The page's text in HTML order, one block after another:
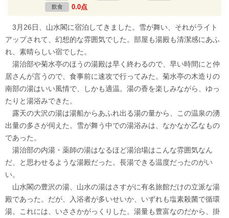
飲食 0.0点
3月26日、山水閣に宿泊してきました。雪が舞い、それがライト
アップされて、幻想的な雰囲気でした。部屋も湯殿も清潔感にあふ
れ、素晴らしい宿でした。
湯治部や菊水亭のほうの湯殿は早く終わるので、早い時間にと仲
居さんが言うので、食事前に速攻で行ってみた。菊水亭の木造りの
南部の湯はいい風情で、しかも適温。湯の香を楽しみながら、ゆっ
たりと湯浴みできた。
露天の大沢の湯は湯船からあふれ出る湯の量から、この温泉の湧
出量の多さが伺えた。雪が舞う中での湯浴みは、なかなか乙なもの
であった。
湯治部の内湯・薬師の湯はなるほど湯治場はこんな雰囲気なん
だ、と思わせるような湯殿だった。長湯できる温度だったのがい
い。
山水閣の豊沢の湯、山水の湯はさすがに有名旅館だけの立派な湯
殿であった。だが、入浴者が多いせいか、いずれも塩素殺菌で循環
湯。これには、いささかがっくりした。湯量も豊富なのだから、掛